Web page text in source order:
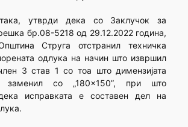
утврди дека со Заклучок за
бр.08-5218 од 29.12.2022 година,
Струга отстранил техничка
одлука на начин што извршил
3 став 1 со тоа што димензијата
заменил со „180×150”, при што
исправката е составен дел на